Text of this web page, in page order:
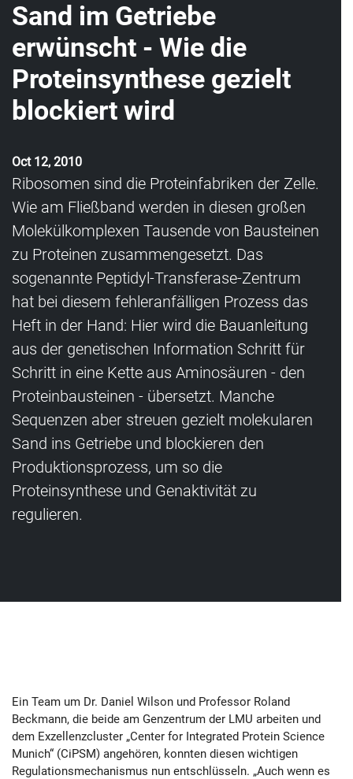
Sand im Getriebe
erwünscht - Wie die
Proteinsynthese gezielt
blockiert wird
Oct 12, 2010
Ribosomen sind die Proteinfabriken der Zelle.
Wie am Fließband werden in diesen großen
Molekülkomplexen Tausende von Bausteinen
zu Proteinen zusammengesetzt. Das
sogenannte Peptidyl-Transferase-Zentrum
hat bei diesem fehleranfälligen Prozess das
Heft in der Hand: Hier wird die Bauanleitung
aus der genetischen Information Schritt für
Schritt in eine Kette aus Aminosäuren - den
Proteinbausteinen - übersetzt. Manche
Sequenzen aber streuen gezielt molekularen
Sand ins Getriebe und blockieren den
Produktionsprozess, um so die
Proteinsynthese und Genaktivität zu
regulieren.
Ein Team um Dr. Daniel Wilson und Professor Roland
Beckmann, die beide am Genzentrum der LMU arbeiten und
dem Exzellenzcluster „Center for Integrated Protein Science
Munich“ (CiPSM) angehören, konnten diesen wichtigen
Regulationsmechanismus nun entschlüsseln. „Auch wenn es